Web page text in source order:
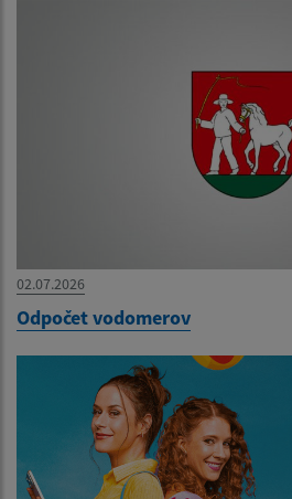
02.07.2026
Odpočet vodomerov